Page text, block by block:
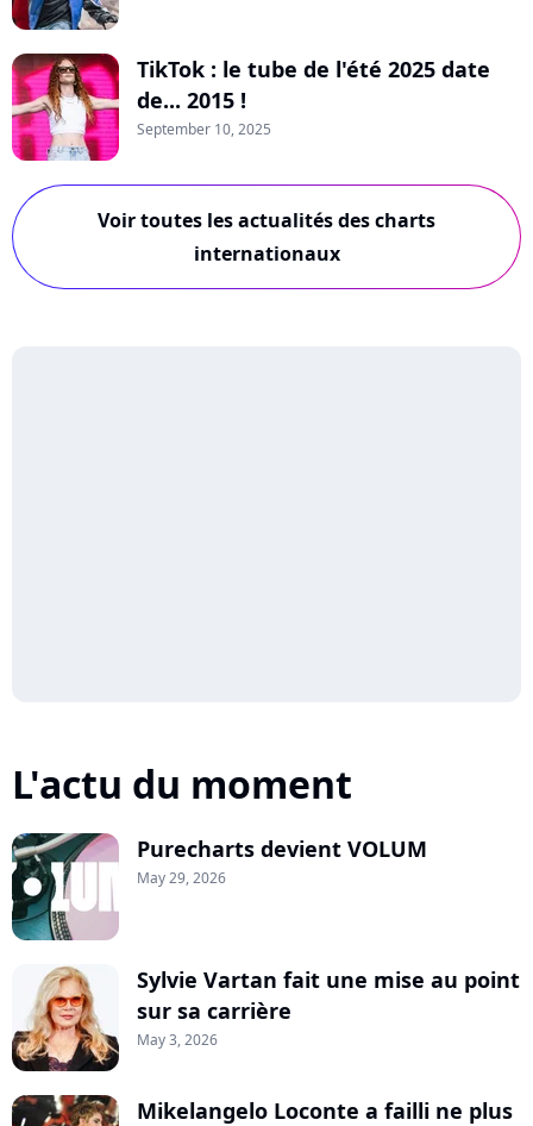
TikTok : le tube de l'été 2025 date
de... 2015 !
September 10, 2025
Voir toutes les actualités des charts
internationaux
L'actu du moment
Purecharts devient VOLUM
May 29, 2026
Sylvie Vartan fait une mise au point
sur sa carrière
May 3, 2026
Mikelangelo Loconte a failli ne plus